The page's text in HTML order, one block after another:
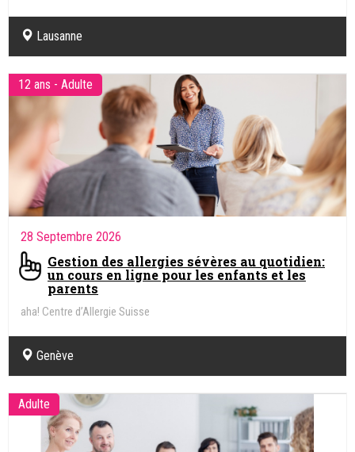
Lausanne
12 ans - Adulte
28 Septembre 2026
Gestion des allergies sévères au quotidien:
un cours en ligne pour les enfants et les
parents
aha! Centre d’Allergie Suisse
Genève
Adulte